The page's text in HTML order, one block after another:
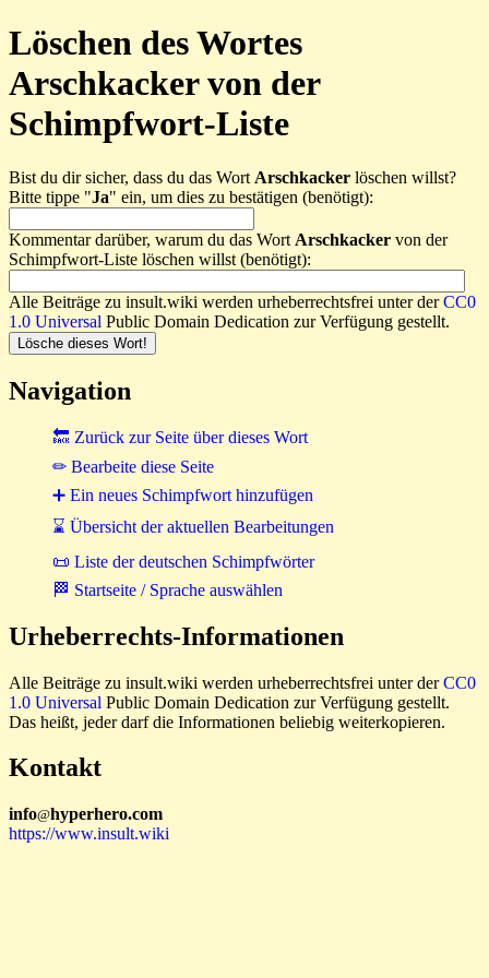
Löschen des Wortes
Arschkacker von der
Schimpfwort-Liste
Bist du dir sicher, dass du das Wort Arschkacker löschen willst?
Bitte tippe "Ja" ein, um dies zu bestätigen (benötigt):
Kommentar darüber, warum du das Wort Arschkacker von der
Schimpfwort-Liste löschen willst (benötigt):
Alle Beiträge zu insult.wiki werden urheberrechtsfrei unter derCC0
1.0 Universal Public Domain Dedication zur Verfügung gestellt.
Navigation
🔙 Zurück zur Seite über dieses Wort
✏ Bearbeite diese Seite
➕ Ein neues Schimpfwort hinzufügen
⌛ Übersicht der aktuellen Bearbeitungen
📜 Liste der deutschen Schimpfwörter
🏁 Startseite / Sprache auswählen
Urheberrechts-Informationen
Alle Beiträge zu insult.wiki werden urheberrechtsfrei unter derCC0
1.0 Universal Public Domain Dedication zur Verfügung gestellt.
Das heißt, jeder darf die Informationen beliebig weiterkopieren.
Kontakt
info@hyperhero.com
https://www.insult.wiki